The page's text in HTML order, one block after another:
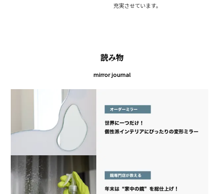
充実させています。
読み物
mirror journal